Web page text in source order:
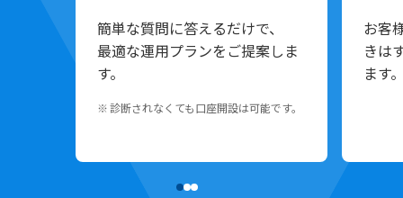
簡単な質問に答えるだけで、
最適な運用プランをご提案しま
す。
診断されなくても口座開設は可能です。
お客
きは
ます